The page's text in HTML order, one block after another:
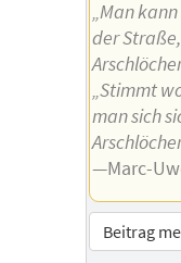
„Man
der
„Stimmt
man sich
—Marc-
Beitrag